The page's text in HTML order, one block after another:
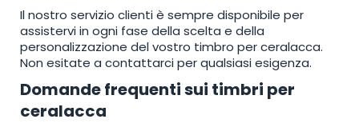
Il nostro servizio clienti è sempre disponibile per
assistervi in ogni fase della scelta e della
personalizzazione del vostro timbro per ceralacca.
Non esitate a contattarci per qualsiasi esigenza.
Domande frequenti sui timbri per
ceralacca